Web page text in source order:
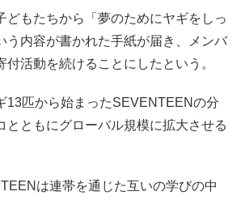
どもたちから「夢のためにヤギをしっ
う内容が書かれた手紙が届き、メンバ
付活動を続けることにしたという。
13匹から始まったSEVENTEENの分
とともにグローバル規模に拡大させる
は連帯を通じた互いの学びの中